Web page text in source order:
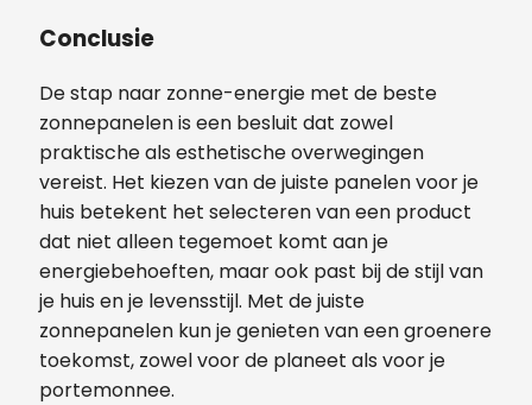
Conclusie
De stap naar zonne-energie met de beste
zonnepanelen is een besluit dat zowel
praktische als esthetische overwegingen
vereist. Het kiezen van de juiste panelen voor je
huis betekent het selecteren van een product
dat niet alleen tegemoet komt aan je
energiebehoeften, maar ook past bij de stijl van
je huis en je levensstijl. Met de juiste
zonnepanelen kun je genieten van een groenere
toekomst, zowel voor de planeet als voor je
portemonnee.